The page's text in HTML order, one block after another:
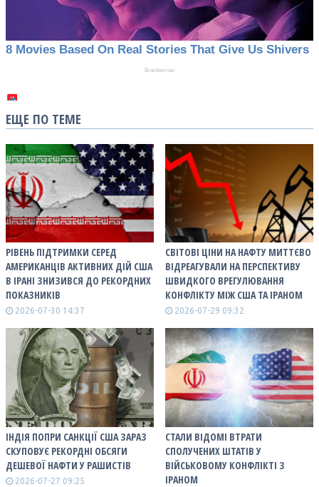
ЕЩЕ ПО ТЕМЕ
РІВЕНЬ ПІДТРИМКИ СЕРЕД
АМЕРИКАНЦІВ АКТИВНИХ ДІЙ США
В ІРАНІ ЗНИЗИВСЯ ДО РЕКОРДНИХ
ПОКАЗНИКІВ
2026-07-30 14:37
СВІТОВІ ЦІНИ НА НАФТУ МИТТЄВО
ВІДРЕАГУВАЛИ НА ПЕРСПЕКТИВУ
ШВИДКОГО ВРЕГУЛЮВАННЯ
КОНФЛІКТУ МІЖ США ТА ІРАНОМ
2026-07-29 09:32
ІНДІЯ ПОПРИ САНКЦІЇ США ЗАРАЗ
СКУПОВУЄ РЕКОРДНІ ОБСЯГИ
ДЕШЕВОЇ НАФТИ У РАШИСТІВ
2026-07-27 09:25
СТАЛИ ВІДОМІ ВТРАТИ
СПОЛУЧЕНИХ ШТАТІВ У
ВІЙСЬКОВОМУ КОНФЛІКТІ З
ІРАНОМ